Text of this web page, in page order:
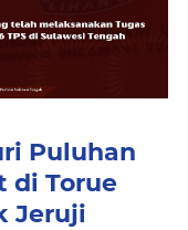
Puluhan
di Torue
Jeruji